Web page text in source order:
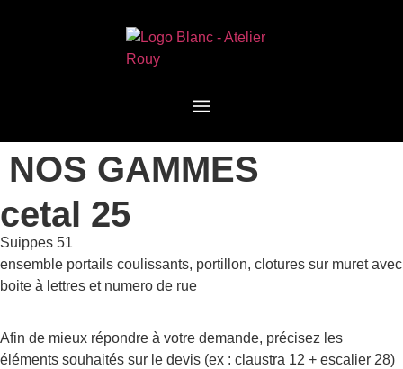
NOS GAMMES
cetal 25
Suippes 51
ensemble portails coulissants, portillon, clotures sur muret avec
boite à lettres et numero de rue
Afin de mieux répondre à votre demande, précisez les
éléments souhaités sur le devis (ex : claustra 12 + escalier 28)